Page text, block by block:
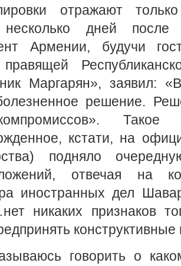
отражают
дней после
Армении, будучи
Маргарян», заявил:
решение.
Такое
кстати, на
подняло
отвечая на
иностранных дел
никаких признаков
говорить о